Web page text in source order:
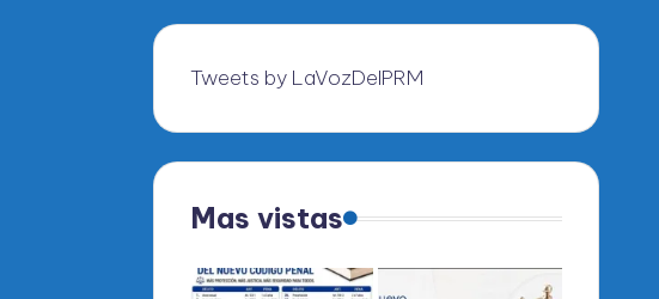
Tweets by LaVozDelPRM
Mas vistas